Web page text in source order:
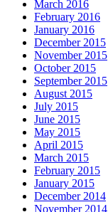
March 2016
February 2016
January 2016
December 2015
November 2015
October 2015
September 2015
August 2015
July 2015
June 2015
May 2015
April 2015
March 2015
February 2015
January 2015
December 2014
November 2014